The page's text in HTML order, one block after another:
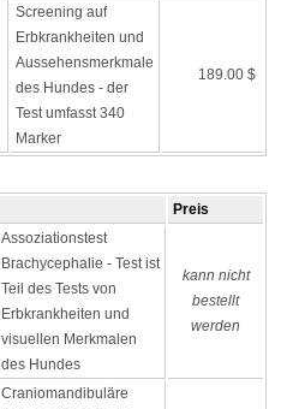
Screening auf
Erbkrankheiten und
Aussehensmerkmale
des Hundes - der
Test umfasst 340
Marker
189.00 $
Preis
Assoziationstest
Brachycephalie - Test ist
Teil des Tests von
Erbkrankheiten und
visuellen Merkmalen
des Hundes
kann nicht
bestellt
werden
Craniomandibuläre